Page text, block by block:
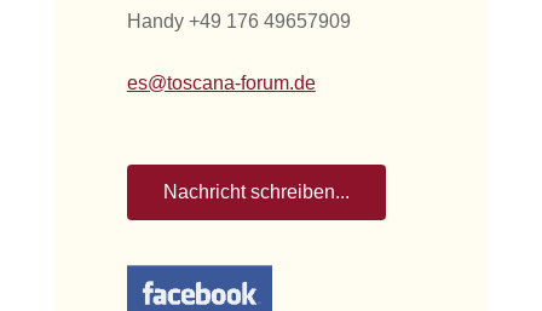
Handy +49 176 49657909
es@toscana-forum.de
Nachricht schreiben...